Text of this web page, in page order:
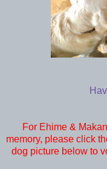
For Ehime &
memory, please click
dog picture below to